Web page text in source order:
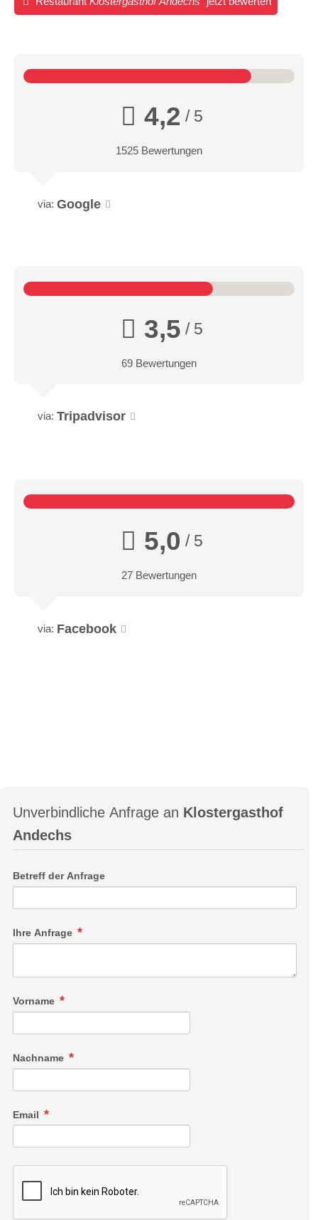
4,2 / 5
1525 Bewertungen
via: Google
3,5 / 5
69 Bewertungen
via: Tripadvisor
5,0 / 5
27 Bewertungen
via: Facebook
Unverbindliche Anfrage an Klostergasthof
Andechs
Betreff der Anfrage
Ihre Anfrage
Vorname
Nachname
Email